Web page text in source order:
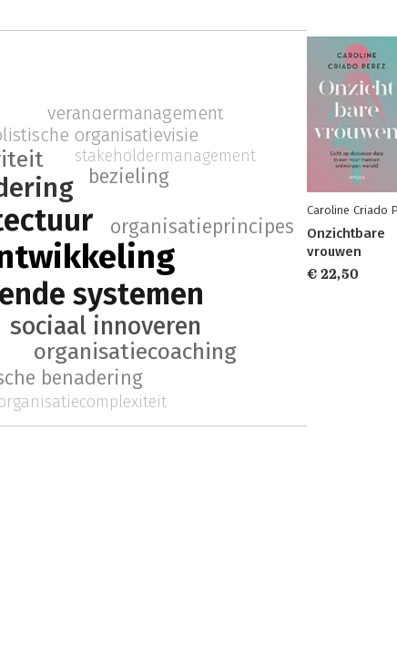
systemen
sociaal innoveren
organisatiecoaching
benadering
bezieling
organisatieprincipes
organisatievisie
stakeholdermanagement
verandermanagement
Caroline Criado
Onzichtbare
vrouwen
€ 22,50